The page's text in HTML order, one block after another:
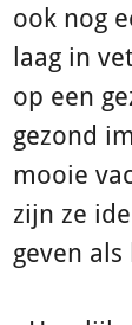
ook nog
laag in
op een
gezond
mooie
zijn ze
geven